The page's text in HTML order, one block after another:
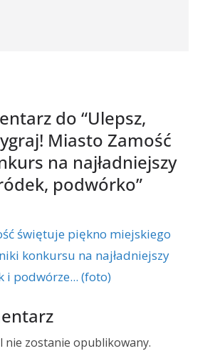
do “Ulepsz,
Miasto Zamość
na najładniejszy
podwórko”
świętuje piękno miejskiego
konkursu na najładniejszy
i podwórze... (foto)
nie zostanie opublikowany.